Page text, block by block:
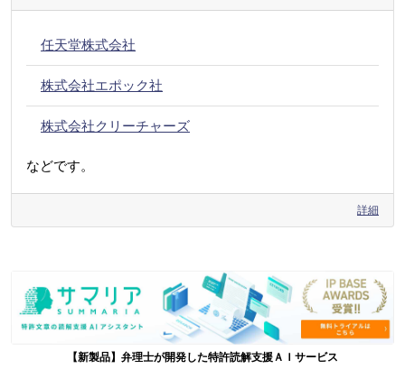
任天堂株式会社
株式会社エポック社
株式会社クリーチャーズ
などです。
詳細
【新製品】弁理士が開発した特許読解支援ＡＩサービス